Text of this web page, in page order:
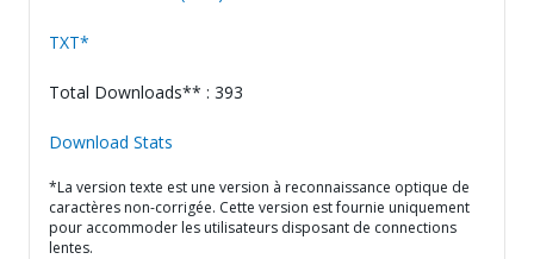
TXT*
Total Downloads** : 393
Download Stats
*La version texte est une version à reconnaissance optique de
caractères non-corrigée. Cette version est fournie uniquement
pour accommoder les utilisateurs disposant de connections
lentes.